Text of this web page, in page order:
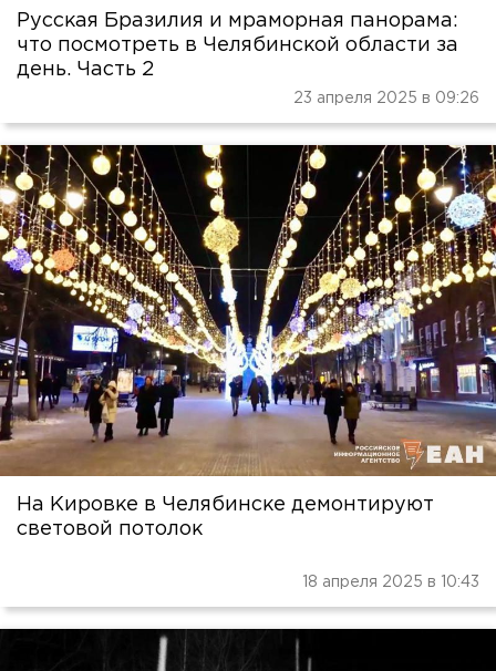
Русская Бразилия и мраморная панорама:
что посмотреть в Челябинской области за
день. Часть 2
23 апреля 2025 в 09:26
На Кировке в Челябинске демонтируют
световой потолок
18 апреля 2025 в 10:43